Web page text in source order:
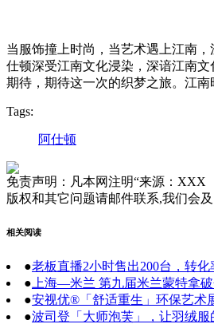
当服饰撞上时尚，当艺术遇上江南
仕顿深受江南文化浸染，深谙江南
期待，期待这一次的织梦之旅。江南
Tags:
阿仕顿
免责声明：凡本网注明“来源：XXX
版权和其它问题请邮件联系,我们会
相关阅读
●老板直播2小时售出200台，转
● 上海—米兰 第九届米兰蒙特拿
●安视优®「舒适重生」环保艺术
●波司登「大师泡芙」，让羽绒服